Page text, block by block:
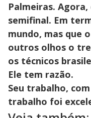
Palmeiras.
semifinal. Em
mundo, mas que
outros olhos o
os técnicos
Ele tem razão.
Seu trabalho,
trabalho foi